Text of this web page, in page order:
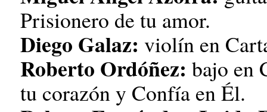
Prisionero de tu amor.
Diego Galaz: violín en
Roberto Ordóñez: bajo en
tu corazón y Confía en Él.